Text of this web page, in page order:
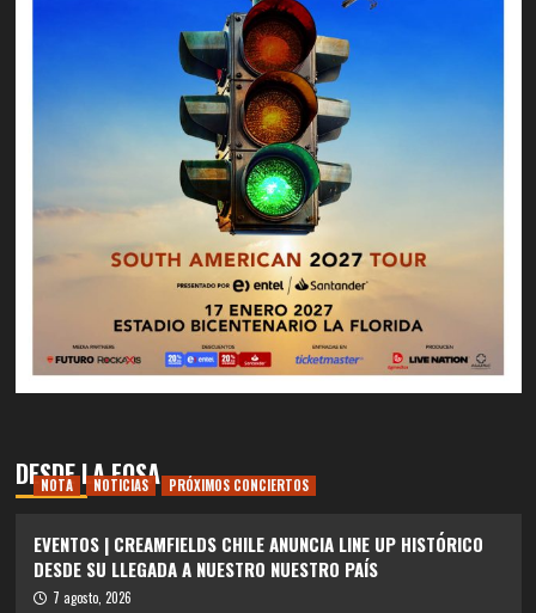
DESDE LA FOSA
NOTA NOTICIAS PRÓXIMOS CONCIERTOS
EVENTOS | CREAMFIELDS CHILE ANUNCIA LINE UP HISTÓRICO
DESDE SU LLEGADA A NUESTRO NUESTRO PAÍS
7 agosto, 2026